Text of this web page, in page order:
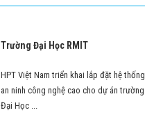
Trường Đại Học RMIT
HPT Việt Nam triển khai lắp đặt hệ thống
an ninh công nghệ cao cho dự án trường
Đại Học ...